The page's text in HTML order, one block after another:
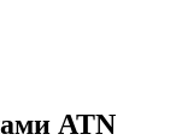
ATN